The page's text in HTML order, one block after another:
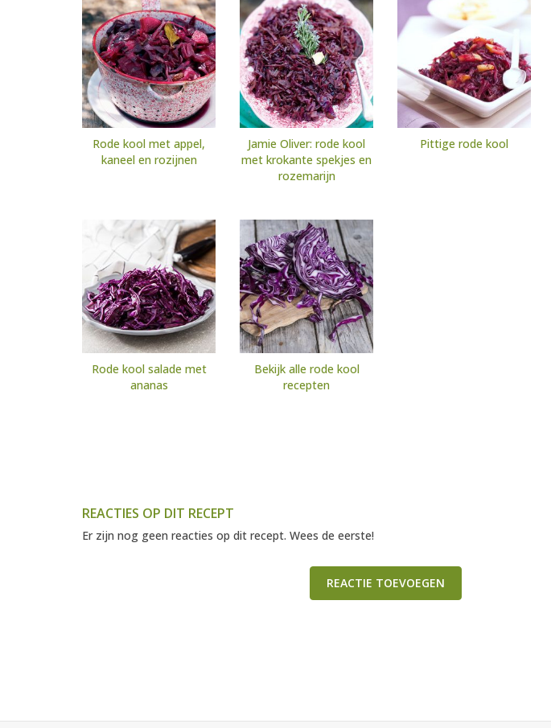
Rode kool met appel,
kaneel en rozijnen
Jamie Oliver: rode kool
met krokante spekjes en
rozemarijn
Pittige rode kool
Rode kool salade met
ananas
Bekijk alle rode kool
recepten
REACTIES OP DIT RECEPT
Er zijn nog geen reacties op dit recept. Wees de eerste!
REACTIE TOEVOEGEN